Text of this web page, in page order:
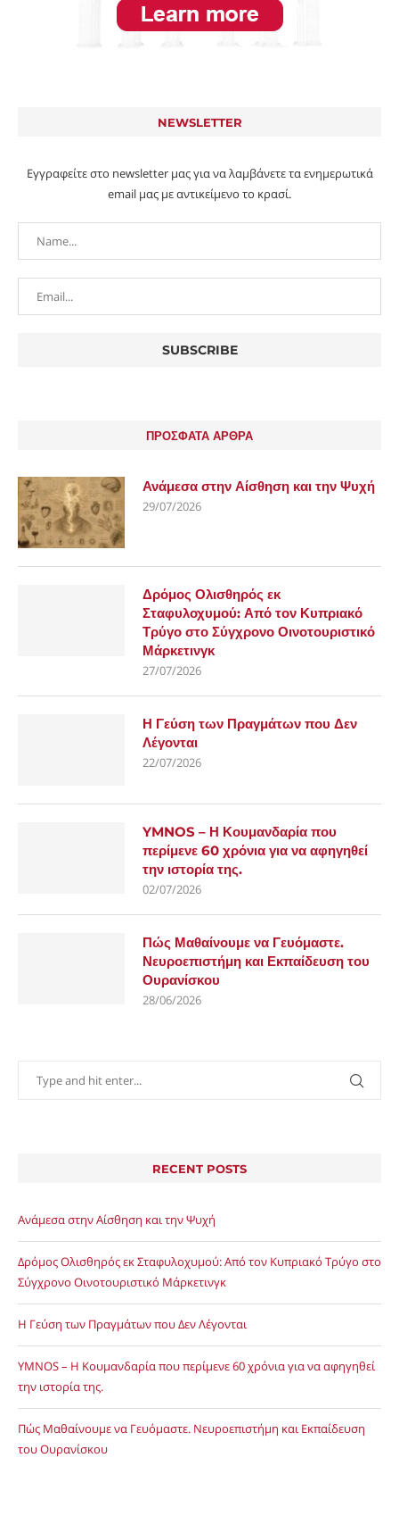
NEWSLETTER
Εγγραφείτε στο newsletter μας για να λαμβάνετε τα ενημερωτικά
email μας με αντικείμενο το κρασί.
ΠΡΟΣΦΑΤΑ ΑΡΘΡΑ
Ανάμεσα στην Αίσθηση και την Ψυχή
29/07/2026
Δρόμος Ολισθηρός εκ
Σταφυλοχυμού: Από τον Κυπριακό
Τρύγο στο Σύγχρονο Οινοτουριστικό
Μάρκετινγκ
27/07/2026
Η Γεύση των Πραγμάτων που Δεν
Λέγονται
22/07/2026
YMNOS – Η Κουμανδαρία που
περίμενε 60 χρόνια για να αφηγηθεί
την ιστορία της.
02/07/2026
Πώς Μαθαίνουμε να Γευόμαστε.
Νευροεπιστήμη και Εκπαίδευση του
Ουρανίσκου
28/06/2026
RECENT POSTS
Ανάμεσα στην Αίσθηση και την Ψυχή
Δρόμος Ολισθηρός εκ Σταφυλοχυμού: Από τον Κυπριακό Τρύγο στο
Σύγχρονο Οινοτουριστικό Μάρκετινγκ
Η Γεύση των Πραγμάτων που Δεν Λέγονται
YMNOS – Η Κουμανδαρία που περίμενε 60 χρόνια για να αφηγηθεί
την ιστορία της.
Πώς Μαθαίνουμε να Γευόμαστε. Νευροεπιστήμη και Εκπαίδευση
του Ουρανίσκου